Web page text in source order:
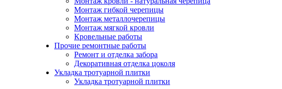
Монтаж гибкой черепицы
Монтаж металлочерепицы
Монтаж мягкой кровли
Кровельные работы
Прочие ремонтные работы
Ремонт и отделка забора
Декоративная отделка цоколя
Укладка тротуарной плитки
Укладка тротуарной плитки